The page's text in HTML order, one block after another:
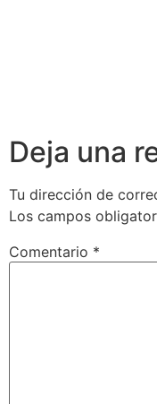
Deja una
Tu dirección de
Los campos
Comentario *